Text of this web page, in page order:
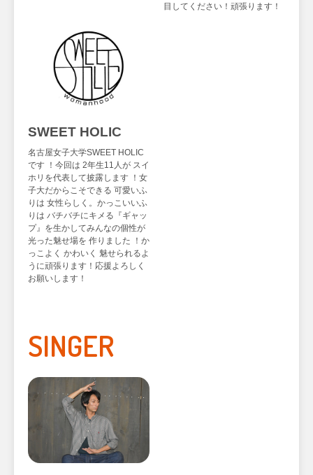
目してください！頑張ります！
SWEET HOLIC
名古屋女子大学SWEET HOLIC
です ！今回は 2年生11人が スイ
ホリを代表して披露します ！女
子大だからこそできる 可愛いふ
りは 女性らしく。かっこいいふ
りは バチバチにキメる『ギャッ
プ』を生かしてみんなの個性が
光った魅せ場を 作りました ！か
っこよく かわいく 魅せられるよ
うに頑張ります！応援よろしく
お願いします！
SINGER